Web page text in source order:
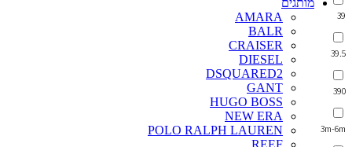
39
39.5
390
3m-6m
AMARA
BALR
CRAISER
DIESEL
DSQUARED2
GANT
HUGO BOSS
NEW ERA
POLO RALPH LAUREN
REEF